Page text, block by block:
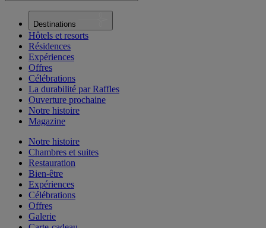
Destinations
Hôtels et resorts
Résidences
Expériences
Offres
Célébrations
La durabilité par Raffles
Ouverture prochaine
Notre histoire
Magazine
Notre histoire
Chambres et suites
Restauration
Bien-être
Expériences
Célébrations
Offres
Galerie